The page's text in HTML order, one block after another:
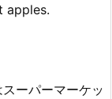
apples.
ーパーマーケッ